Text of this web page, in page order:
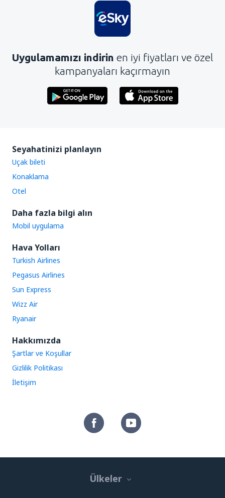
Uygulamamızı indirin en iyi fiyatları ve özel
kampanyaları kaçırmayın
Seyahatinizi planlayın
Uçak bileti
Konaklama
Otel
Daha fazla bilgi alın
Mobil uygulama
Hava Yolları
Turkish Airlines
Pegasus Airlines
Sun Express
Wizz Air
Ryanair
Hakkımızda
Şartlar ve Koşullar
Gizlilik Politikası
İletişim
Ülkeler